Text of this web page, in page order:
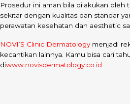
Prosedur ini aman bila dilakukan
sekitar dengan kualitas dan standar
perawatan kesehatan dan aesthetic
NOVI’S Clinic Dermatologymenjadi
kecantikan lainnya. Kamu bisa cari
diwww.novisdermatology.co.id